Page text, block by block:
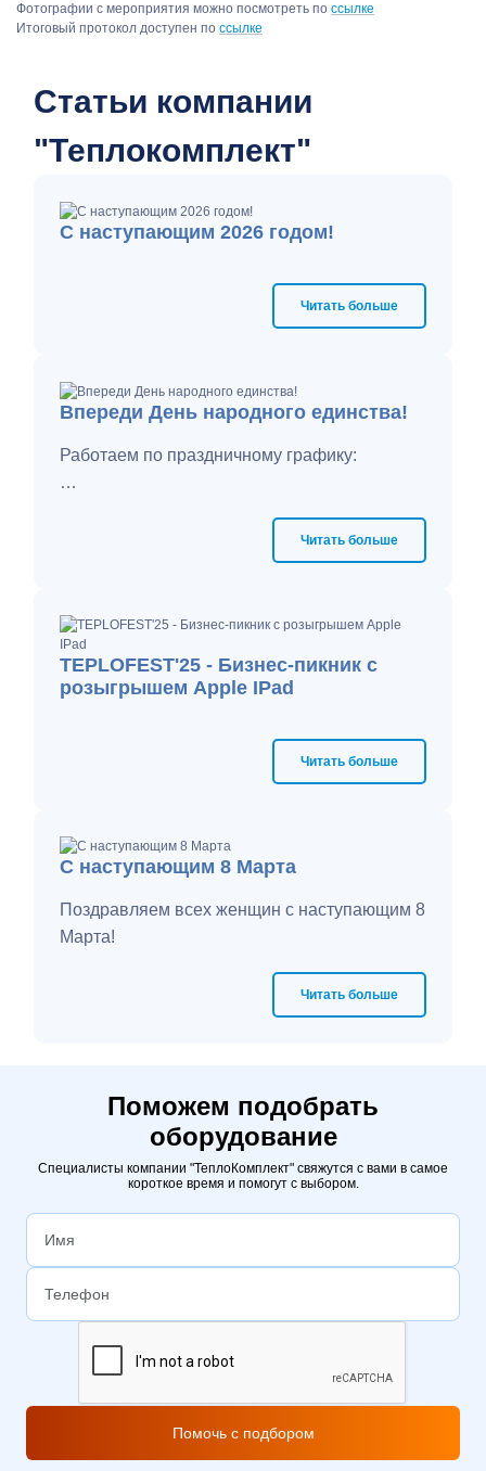
Фотографии с мероприятия можно посмотреть по ссылке
Итоговый протокол доступен по ссылке
Статьи компании
"Теплокомплект"
С наступающим 2026 годом!
Читать больше
Впереди День народного единства!
Работаем по праздничному графику:
2-4 ноября - выходные дни;
Читать больше
TEPLOFEST'25 - Бизнес-пикник с
розыгрышем Apple IPad
Читать больше
С наступающим 8 Марта
Поздравляем всех женщин с наступающим 8
Марта!
Читать больше
Поможем подобрать
оборудование
Специалисты компании "ТеплоКомплект" свяжутся с вами в самое
короткое время и помогут с выбором.
Помочь с подбором